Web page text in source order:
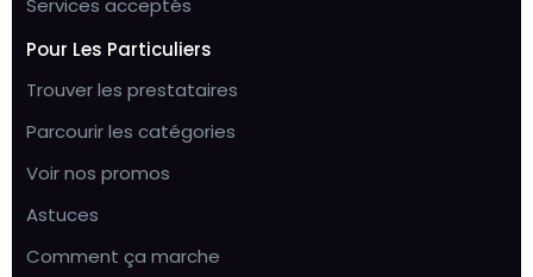
Services acceptés
Pour Les Particuliers
Trouver les prestataires
Parcourir les catégories
Voir nos promos
Astuces
Comment ça marche